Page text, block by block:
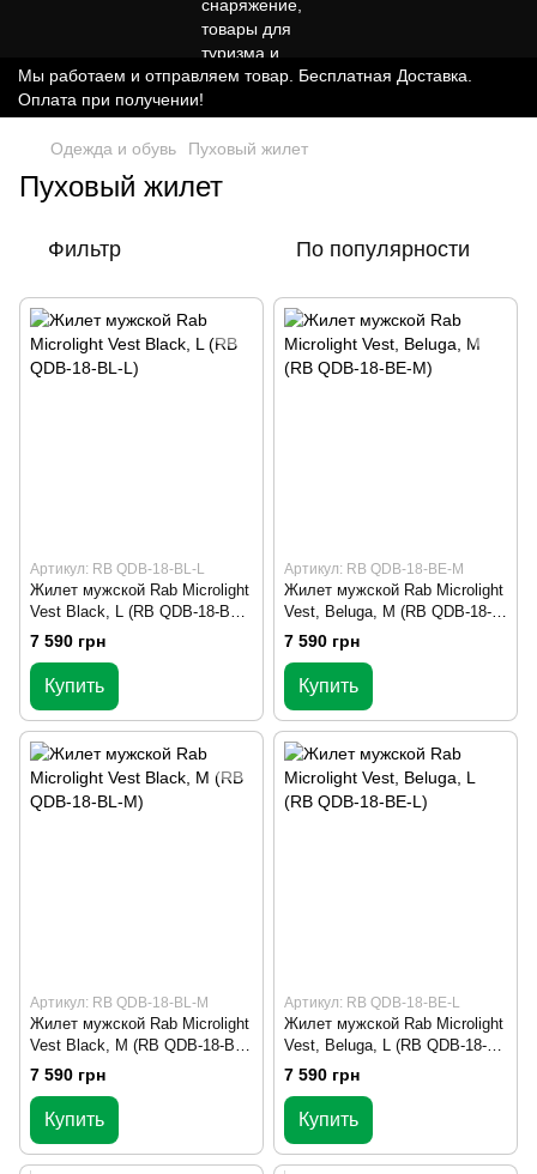
Мы работаем и отправляем товар. Бесплатная Доставка.
Оплата при получении!
Одежда и обувь Пуховый жилет
Пуховый жилет
Фильтр По популярности
Артикул: RB QDB-18-BL-L
Жилет мужской Rab Microlight
Vest Black, L (RB QDB-18-BL-
L)
7 590 грн
Купить
Артикул: RB QDB-18-BE-M
Жилет мужской Rab Microlight
Vest, Beluga, M (RB QDB-18-
BE-M)
7 590 грн
Купить
Артикул: RB QDB-18-BL-M
Жилет мужской Rab Microlight
Vest Black, M (RB QDB-18-BL-
M)
7 590 грн
Купить
Артикул: RB QDB-18-BE-L
Жилет мужской Rab Microlight
Vest, Beluga, L (RB QDB-18-
BE-L)
7 590 грн
Купить